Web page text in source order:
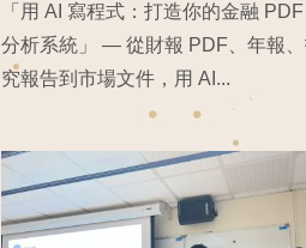
「用 AI 寫程式：打造你的金融
分析系統」 — 從財報 PDF、年報
究報告到市場文件，用 AI...